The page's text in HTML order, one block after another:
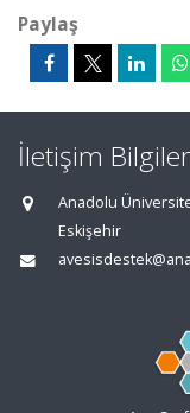
Paylaş
İletişim
Anadolu
Eskişehir